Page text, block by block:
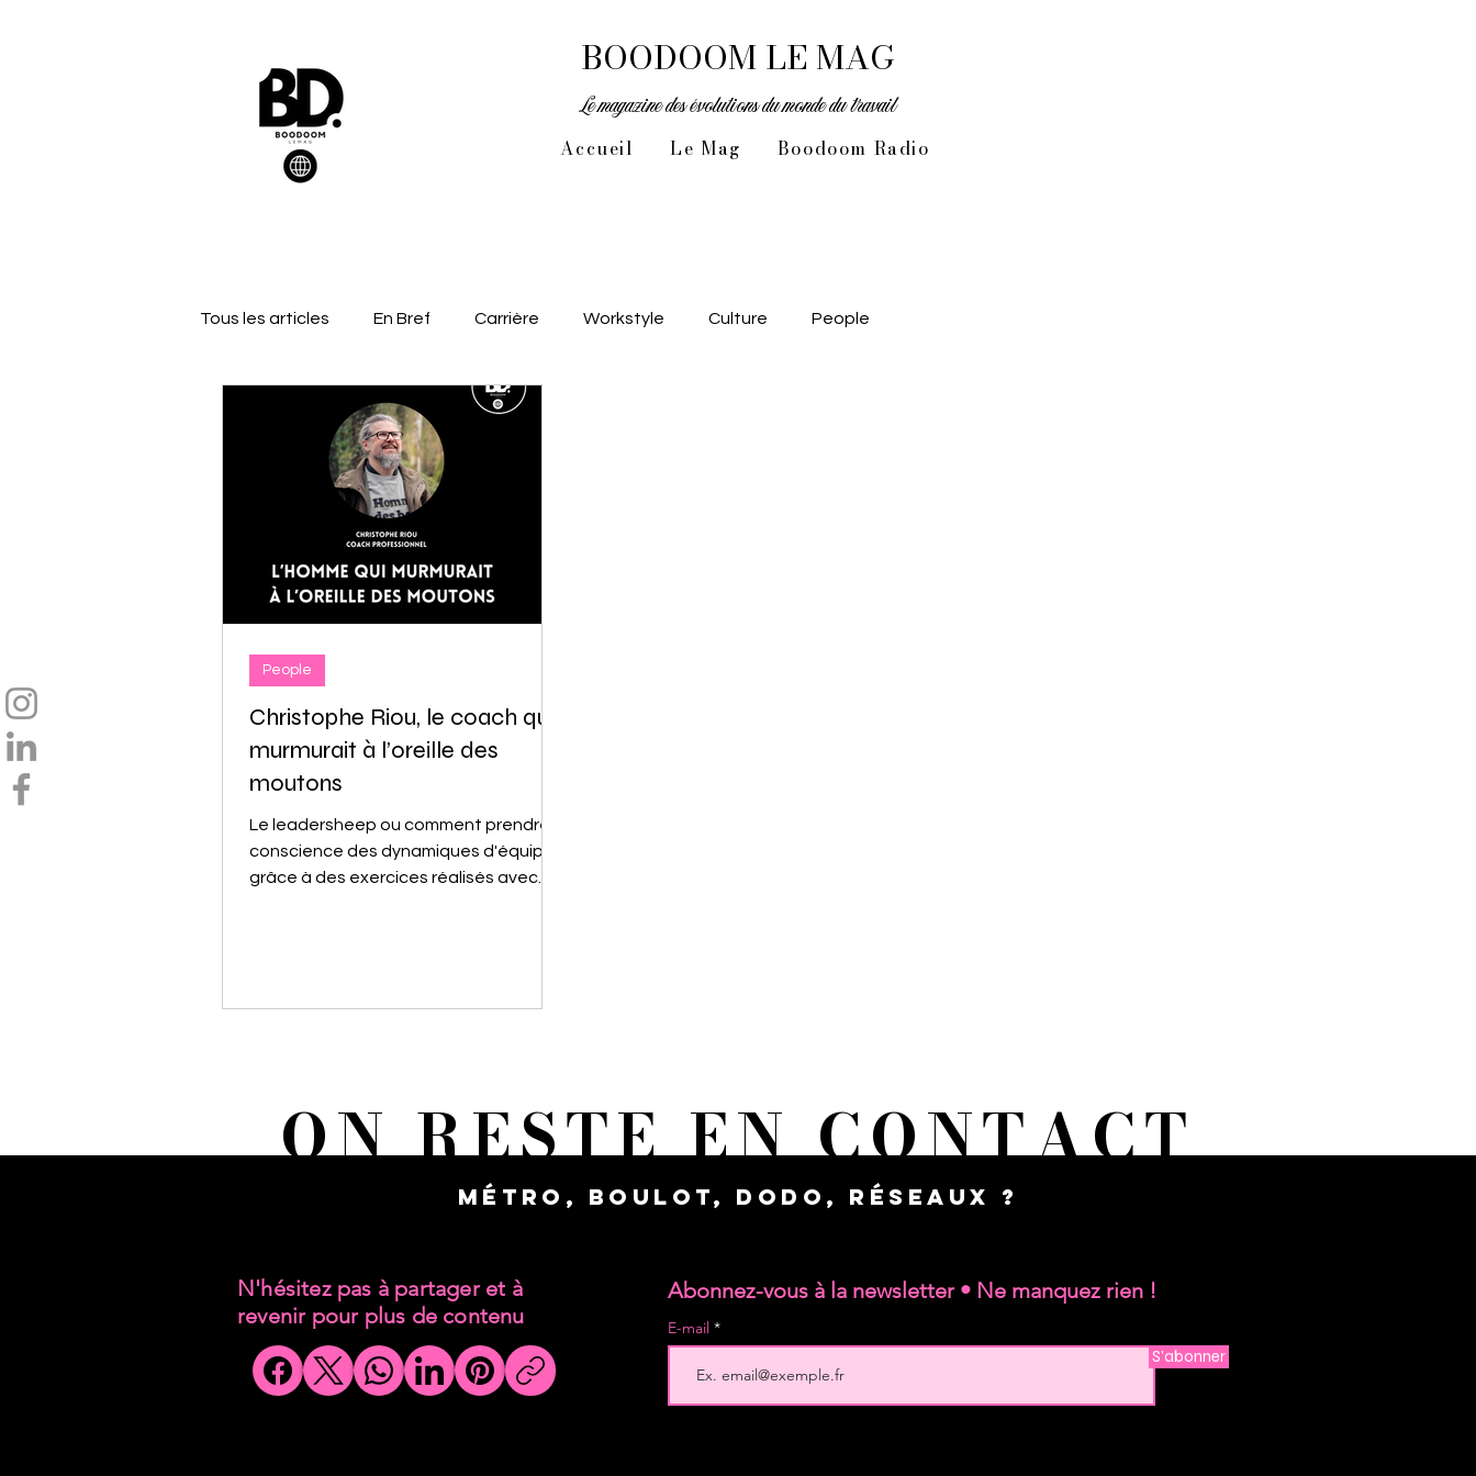
BOODOOM LE MAG
Le magazine des évolutions du monde du travail
Accueil Le Mag Boodoom Radio
Tous les articles En Bref Carrière Workstyle Culture People
Christophe Riou, le coach qui
murmurait à l’oreille des
moutons
Le leadersheep ou comment prendre
conscience des dynamiques d'équipe
grâce à des exercices réalisés avec
People
ON RESTE EN CONTACT
Métro, boulot, dodo, réseaux ?
N'hésitez pas à partager et à
revenir pour plus de contenu
Abonnez-vous à la newsletter • Ne manquez rien !
E-mail
S'abonner